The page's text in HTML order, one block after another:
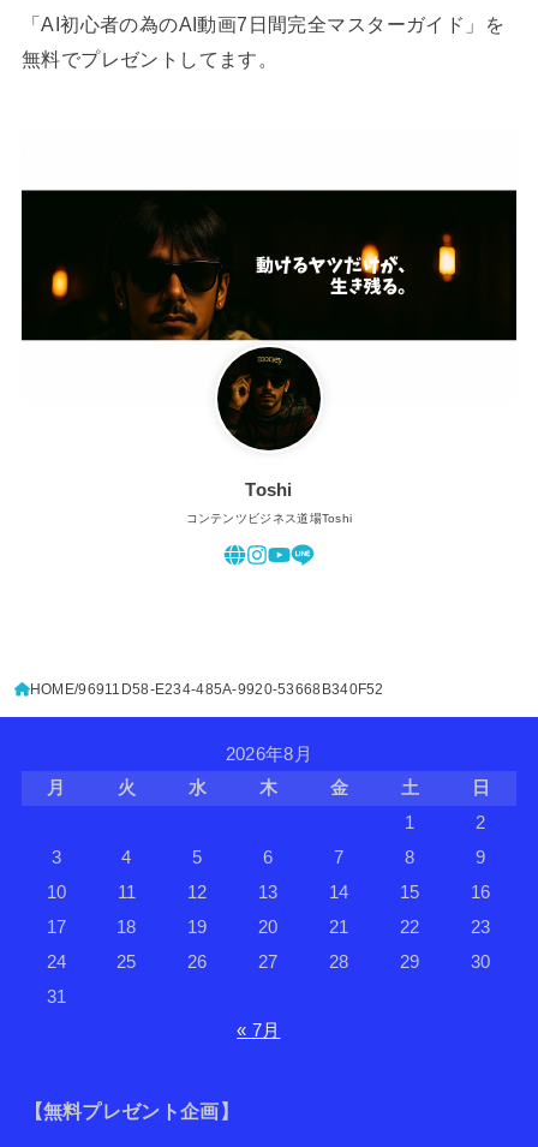
「AI初心者の為のAI動画7日間完全マスターガイド」を
無料でプレゼントしてます。
Toshi
コンテンツビジネス道場Toshi
HOME 96911D58-E234-485A-9920-53668B340F52
2026年8月
月
火 水 木 金 土
日
1
2
3
4 5 6 7 8
9
10
11 12 13 14 15
16
17
18 19 20 21 22
23
24
25 26 27 28 29
30
31
« 7月
【無料プレゼント企画】